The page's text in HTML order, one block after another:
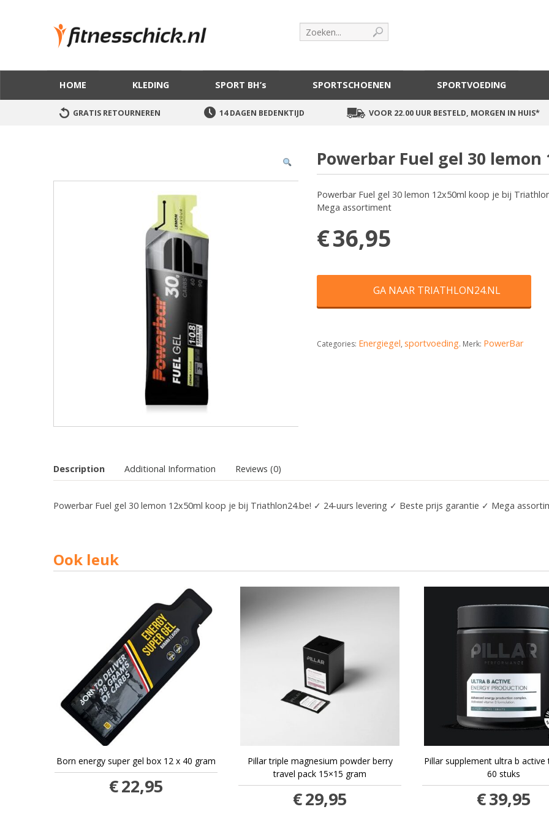
HOME KLEDING SPORT BH’s SPORTSCHOENEN SPORTVOEDING
GRATIS RETOURNEREN 14 DAGEN BEDENKTIJD VOOR 22.00 UUR BESTELD, MORGEN IN HUIS*
Powerbar Fuel gel 30 lemon
Powerbar Fuel gel 30 lemon 12x50ml koop je bij
Mega assortiment
€36,95
GA NAAR TRIATHLON24.NL
Categories: Energiegel, sportvoeding. Merk: PowerBar
Description Additional Information Reviews (0)
Powerbar Fuel gel 30 lemon 12x50ml koop je bij Triathlon24.be! ✓ 24-uurs levering ✓ Beste prijs garantie ✓ Mega
Ook leuk
Born energy super gel box 12 x 40 gram
€22,95
Pillar triple magnesium powder berry
travel pack 15×15 gram
€29,95
Pillar supplement ultra b active
60 stuks
€39,95